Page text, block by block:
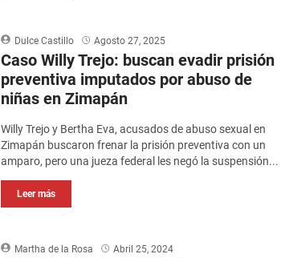
Dulce Castillo Agosto 27, 2025
Caso Willy Trejo: buscan evadir prisión
preventiva imputados por abuso de
niñas en Zimapán
Willy Trejo y Bertha Eva, acusados de abuso sexual en
Zimapán buscaron frenar la prisión preventiva con un
amparo, pero una jueza federal les negó la suspensión...
Leer más
Martha de la Rosa Abril 25, 2024